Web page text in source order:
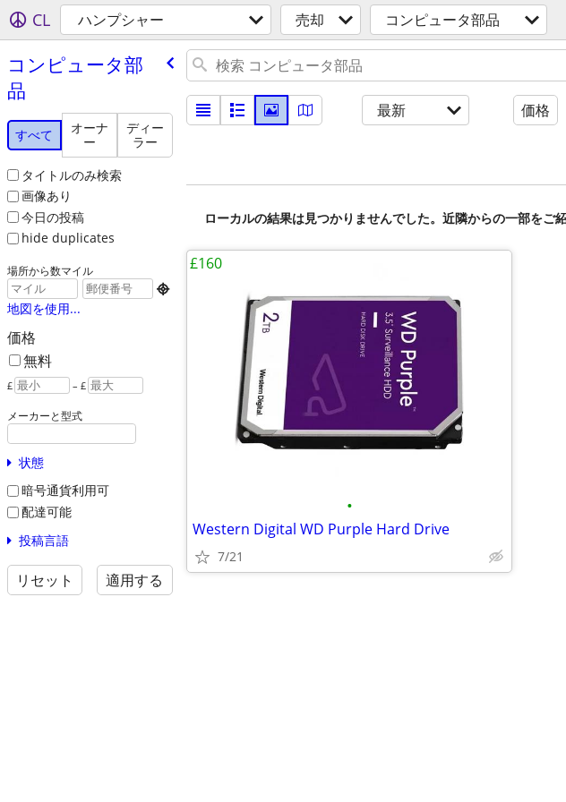
CL ハンプシャー 売却 コンピュータ部品
コンピュータ部
品
すべて
オーナ
ー
ディー
ラー
タイトルのみ検索
画像あり
今日の投稿
hide duplicates
場所から数マイル

地図を使用...
価格
無料
£ – £
メーカーと型式
状態
暗号通貨利用可
配達可能
投稿言語
リセット 適用する
最新 価格
ローカルの結果は見つかりませんでした。近隣からの一部をご
•
Western Digital WD Purple Hard Drive
7/21
£160